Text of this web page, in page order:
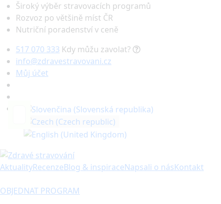
Široký výběr stravovacích programů
Rozvoz po většině míst ČR
Nutriční poradenství v ceně
517 070 333 Kdy můžu zavolat?
info@zdravestravovani.cz
Můj účet
Hledat
AktualityRecenzeBlog & inspiraceNapsali o násKontakt
OBJEDNAT PROGRAM